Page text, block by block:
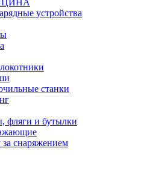
устройства
станки
фляги и бутылки
за снаряжением